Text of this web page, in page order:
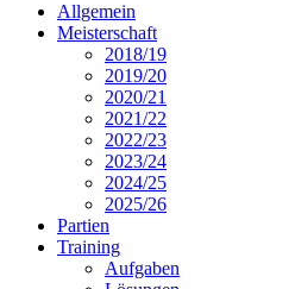
Allgemein
Meisterschaft
2018/19
2019/20
2020/21
2021/22
2022/23
2023/24
2024/25
2025/26
Partien
Training
Aufgaben